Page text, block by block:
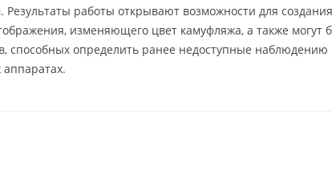
работы открывают возможности для создания
изменяющего цвет камуфляжа, а также могут
способных определить ранее недоступные наблюдению